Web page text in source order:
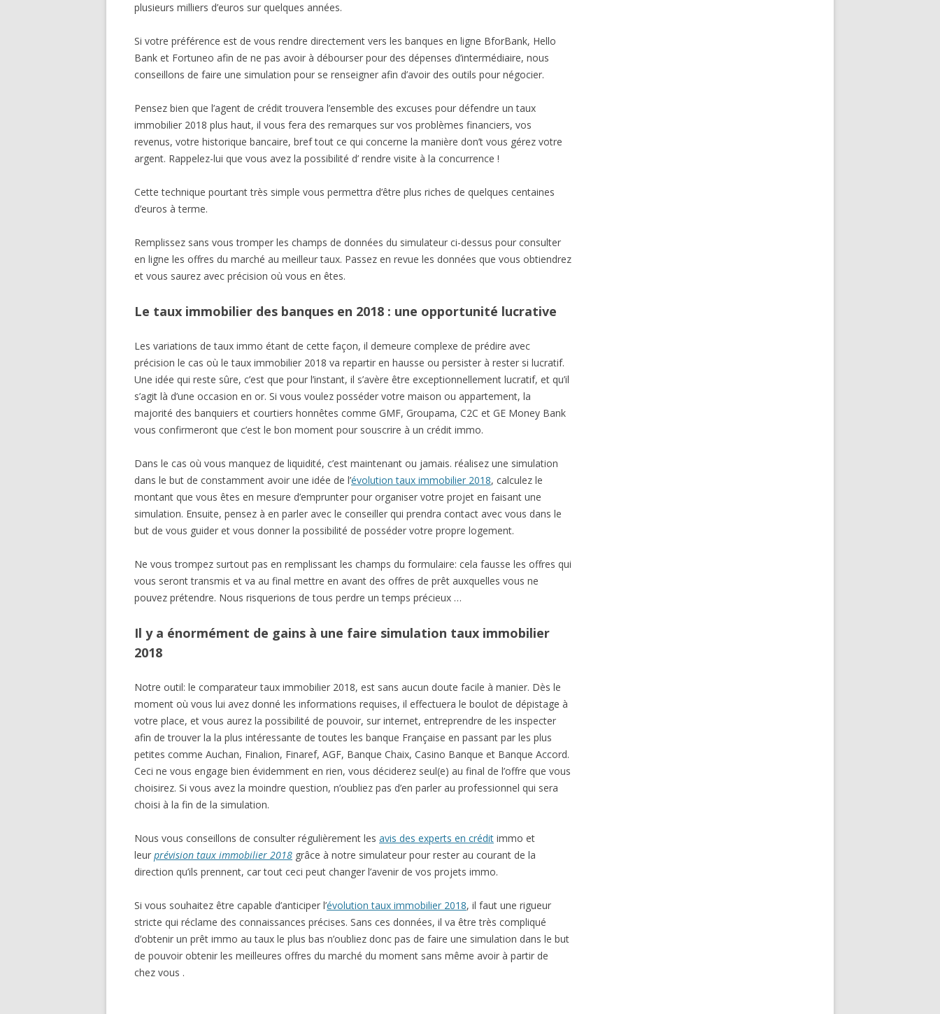
plusieurs milliers d’euros sur quelques années.
Si votre préférence est de vous rendre directement vers les banques en ligne BforBank, Hello
Bank et Fortuneo afin de ne pas avoir à débourser pour des dépenses d’intermédiaire, nous
conseillons de faire une simulation pour se renseigner afin d’avoir des outils pour négocier.
Pensez bien que l’agent de crédit trouvera l’ensemble des excuses pour défendre un taux
immobilier 2018 plus haut, il vous fera des remarques sur vos problèmes financiers, vos
revenus, votre historique bancaire, bref tout ce qui concerne la manière don’t vous gérez votre
argent. Rappelez-lui que vous avez la possibilité d’ rendre visite à la concurrence !
Cette technique pourtant très simple vous permettra d’être plus riches de quelques centaines
d’euros à terme.
Remplissez sans vous tromper les champs de données du simulateur ci-dessus pour consulter
en ligne les offres du marché au meilleur taux. Passez en revue les données que vous obtiendrez
et vous saurez avec précision où vous en êtes.
Le taux immobilier des banques en 2018 : une opportunité lucrative
Les variations de taux immo étant de cette façon, il demeure complexe de prédire avec
précision le cas où le taux immobilier 2018 va repartir en hausse ou persister à rester si lucratif.
Une idée qui reste sûre, c’est que pour l’instant, il s’avère être exceptionnellement lucratif, et qu’il
s’agit là d’une occasion en or. Si vous voulez posséder votre maison ou appartement, la
majorité des banquiers et courtiers honnêtes comme GMF, Groupama, C2C et GE Money Bank
vous confirmeront que c’est le bon moment pour souscrire à un crédit immo.
Dans le cas où vous manquez de liquidité, c’est maintenant ou jamais. réalisez une simulation
dans le but de constamment avoir une idée de l’évolution taux immobilier 2018, calculez le
montant que vous êtes en mesure d’emprunter pour organiser votre projet en faisant une
simulation. Ensuite, pensez à en parler avec le conseiller qui prendra contact avec vous dans le
but de vous guider et vous donner la possibilité de posséder votre propre logement.
Ne vous trompez surtout pas en remplissant les champs du formulaire: cela fausse les offres qui
vous seront transmis et va au final mettre en avant des offres de prêt auxquelles vous ne
pouvez prétendre. Nous risquerions de tous perdre un temps précieux …
Il y a énormément de gains à une faire simulation taux immobilier
2018
Notre outil: le comparateur taux immobilier 2018, est sans aucun doute facile à manier. Dès le
moment où vous lui avez donné les informations requises, il effectuera le boulot de dépistage à
votre place, et vous aurez la possibilité de pouvoir, sur internet, entreprendre de les inspecter
afin de trouver la la plus intéressante de toutes les banque Française en passant par les plus
petites comme Auchan, Finalion, Finaref, AGF, Banque Chaix, Casino Banque et Banque Accord.
Ceci ne vous engage bien évidemment en rien, vous déciderez seul(e) au final de l’offre que vous
choisirez. Si vous avez la moindre question, n’oubliez pas d’en parler au professionnel qui sera
choisi à la fin de la simulation.
Nous vous conseillons de consulter régulièrement les avis des experts en crédit immo et
leur prévision taux immobilier 2018 grâce à notre simulateur pour rester au courant de la
direction qu’ils prennent, car tout ceci peut changer l’avenir de vos projets immo.
Si vous souhaitez être capable d’anticiper l’évolution taux immobilier 2018, il faut une rigueur
stricte qui réclame des connaissances précises. Sans ces données, il va être très compliqué
d’obtenir un prêt immo au taux le plus bas n’oubliez donc pas de faire une simulation dans le but
de pouvoir obtenir les meilleures offres du marché du moment sans même avoir à partir de
chez vous .